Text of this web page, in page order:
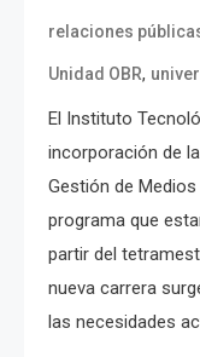
relaciones
Unidad OBR,
El Instituto
incorporación de
Gestión de
programa que
partir del
nueva carrera
las necesidades